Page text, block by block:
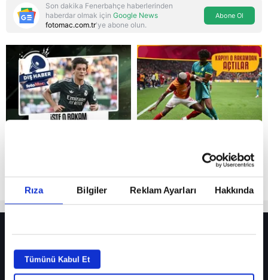
Rıza Bilgiler Reklam Ayarları Hakkında
Tümünü Kabul Et
Reddet
Son dakika Fenerbahçe haberlerinden
haberdar olmak için Google News
fotomac.com.tr'ye abone olun.
Abone Ol
Fenerbahçe’de sürpriz ayrılık ihtimali! Devre arasında gelmişti
Fenerbahçe’nin yeni transferi Mason Greenwood için olay sözler!